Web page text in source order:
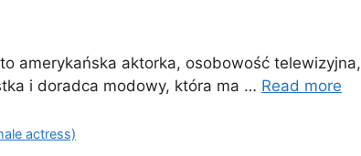
amerykańska aktorka, osobowość telewizyjna,
i doradca modowy, która ma … Read more
actress)